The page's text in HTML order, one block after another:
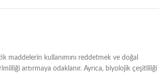
kullanımını reddetmek ve doğal
artırmaya odaklanır. Ayrıca, biyolojik çeşitliliği